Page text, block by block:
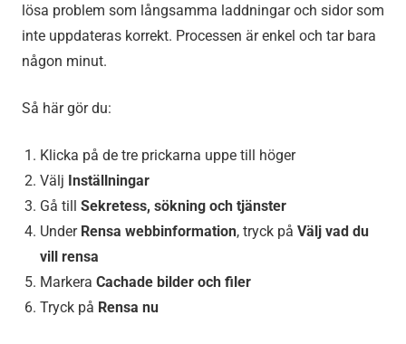
lösa problem som långsamma laddningar och sidor som
inte uppdateras korrekt. Processen är enkel och tar bara
någon minut.
Så här gör du:
Klicka på de tre prickarna uppe till höger
Välj Inställningar
Gå till Sekretess, sökning och tjänster
Under Rensa webbinformation, tryck på Välj vad du
vill rensa
Markera Cachade bilder och filer
Tryck på Rensa nu